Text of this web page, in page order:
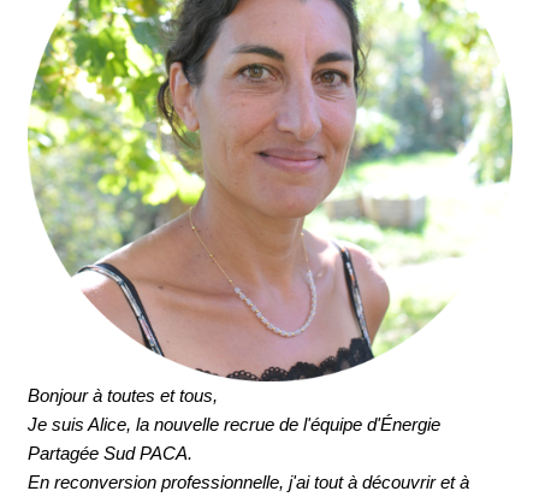
Bonjour à toutes et tous,
Je suis Alice, la nouvelle recrue de l'équipe d'Énergie
Partagée Sud PACA.
En reconversion professionnelle, j'ai tout à découvrir et à